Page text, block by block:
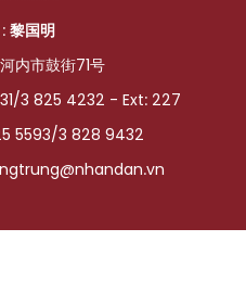
体
黎国明
内市鼓街71号
3 825 4232 - Ext: 227
5593/3 828 9432